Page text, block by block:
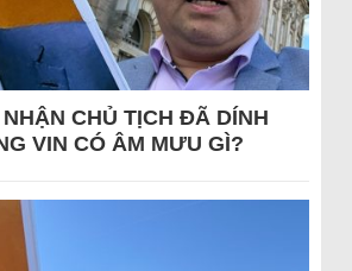
CHỦ TỊCH ĐÃ DÍNH
VIN CÓ ÂM MƯU GÌ?